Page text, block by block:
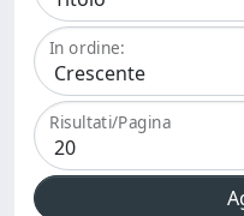
In ordine:
Risultati/Pagina